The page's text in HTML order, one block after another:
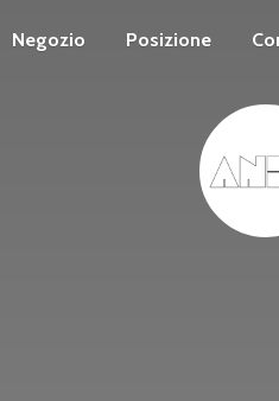
Negozio Posizione